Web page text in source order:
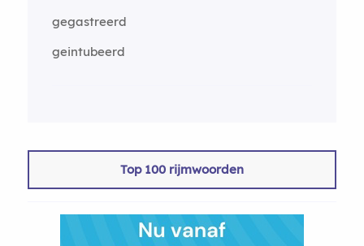
gegastreerd
geintubeerd
Top 100 rijmwoorden